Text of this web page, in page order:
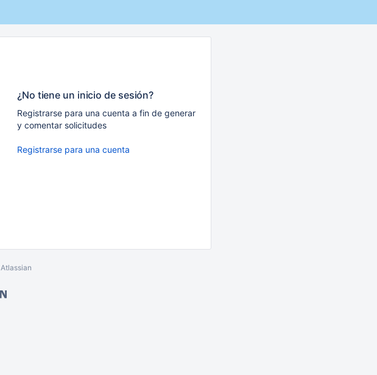
¿No tiene un inicio de sesión?
Registrarse para una cuenta a fin de generar
y comentar solicitudes
Registrarse para una cuenta
Atlassian